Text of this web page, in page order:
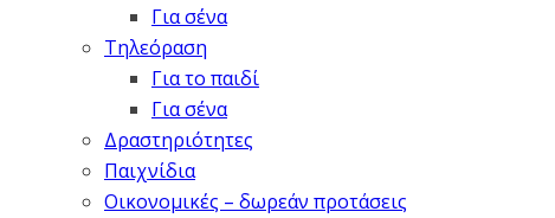
Για σένα
Τηλεόραση
Για το παιδί
Για σένα
Δραστηριότητες
Παιχνίδια
Οικονομικές – δωρεάν προτάσεις